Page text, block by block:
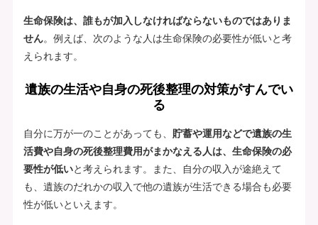
生命保険は、誰もが加入しなければならないものではありま
せん。例えば、次のような人は生命保険の必要性が低いと考
えられます。
遺族の生活や自身の死後整理の対策がすんでい
る
自分に万が一のことがあっても、 貯蓄や運用などで遺族の生
活費や自身の死後整理費用がまかなえる人は、生命保険の必
要性が低いと考えられます。また、自分の収入が途絶えて
も、遺族のだれかの収入で他の遺族が生活できる場合も必要
性が低いといえます。